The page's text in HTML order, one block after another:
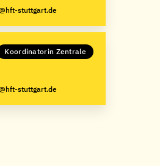
stuttgart.de
Koordinatorin Zentrale
stuttgart.de